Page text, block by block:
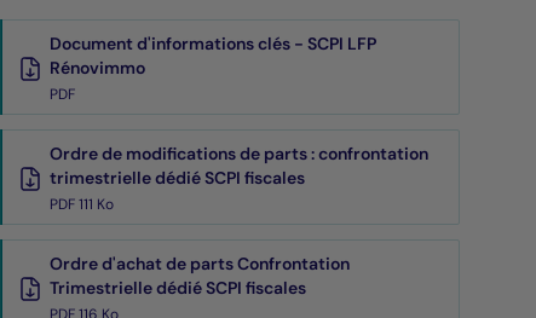
Document d'informations clés - SCPI LFP
Rénovimmo
PDF
Ordre de modifications de parts : confrontation
trimestrielle dédié SCPI fiscales
PDF 111 Ko
Ordre d'achat de parts Confrontation
Trimestrielle dédié SCPI fiscales